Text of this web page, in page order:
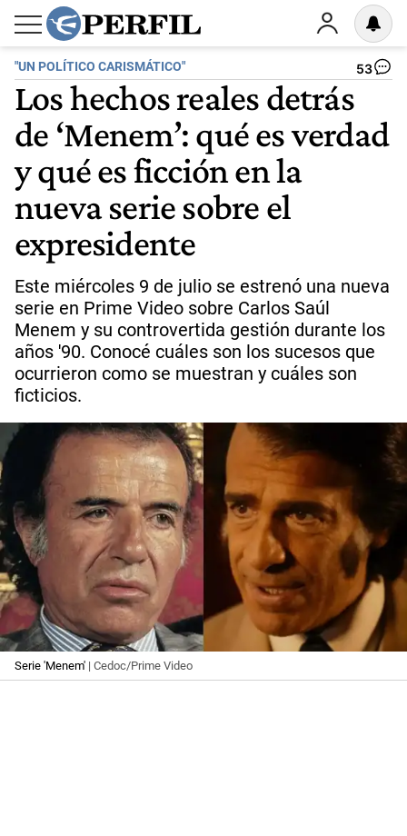
"UN POLÍTICO CARISMÁTICO" 53
Los hechos reales detrás
de ‘Menem’: qué es verdad
y qué es ficción en la
nueva serie sobre el
expresidente
Este miércoles 9 de julio se estrenó una nueva
serie en Prime Video sobre Carlos Saúl
Menem y su controvertida gestión durante los
años '90. Conocé cuáles son los sucesos que
ocurrieron como se muestran y cuáles son
ficticios.
Serie 'Menem' | Cedoc/Prime Video